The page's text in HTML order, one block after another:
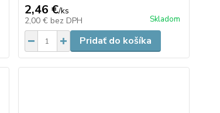
2,46 €/ks
2,00 € bez DPH Skladom
Pridať do košíka